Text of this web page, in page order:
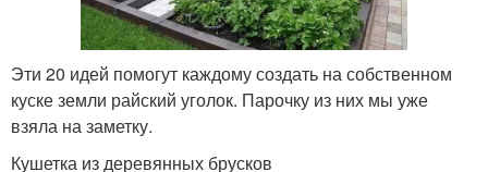
Эти 20 идей помогут каждому создать на собственном
куске земли райский уголок. Парочку из них мы уже
взяла на заметку.
Кушетка из деревянных брусков